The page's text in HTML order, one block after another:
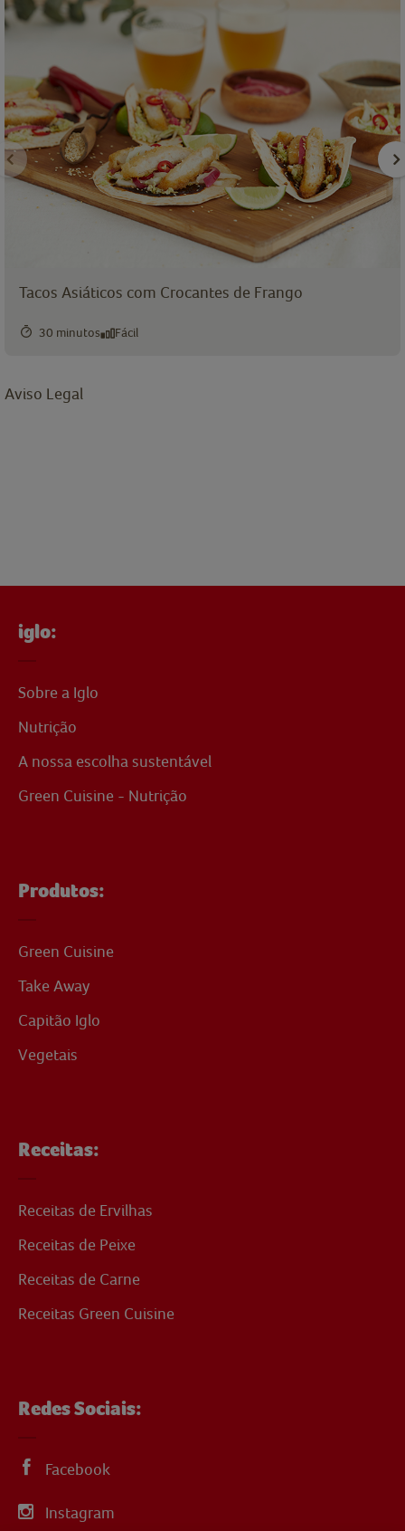
Tacos Asiáticos com Crocantes de Frango
30 minutos Fácil
Aviso Legal
iglo:
Sobre a Iglo
Nutrição
A nossa escolha sustentável
Green Cuisine - Nutrição
Produtos:
Green Cuisine
Take Away
Capitão Iglo
Vegetais
Receitas:
Receitas de Ervilhas
Receitas de Peixe
Receitas de Carne
Receitas Green Cuisine
Redes Sociais:
Facebook
Instagram